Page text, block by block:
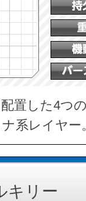
置した4つ
系レイヤー
キリー